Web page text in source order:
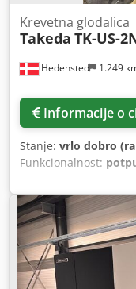
Hedensted 1.249
Krevetna glodalica
Takeda TK-US-
Informacije o
Stanje: vrlo dobro
Funkcionalnost:
, Dimenzije
420 Dcedpfxeztb E
obratka: do 500 kg.